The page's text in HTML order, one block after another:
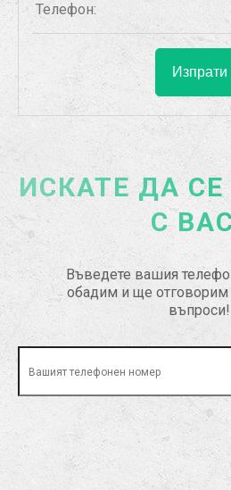
ИСКАТЕ ДА
С
Въведете вашия
обадим и ще отговорим
въпроси!